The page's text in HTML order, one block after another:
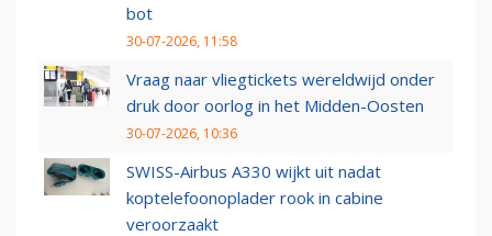
bot
30-07-2026, 11:58
Vraag naar vliegtickets wereldwijd onder
druk door oorlog in het Midden-Oosten
30-07-2026, 10:36
SWISS-Airbus A330 wijkt uit nadat
koptelefoonoplader rook in cabine
veroorzaakt